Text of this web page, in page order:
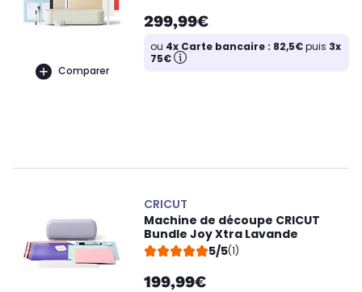
Comparer
299,99€
ou 4x Carte bancaire : 82,5€puis 3x
75€
CRICUT
Machine de découpe CRICUT
Bundle Joy Xtra Lavande
5/5(1)
199,99€